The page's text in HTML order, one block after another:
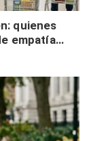
quienes
empatía